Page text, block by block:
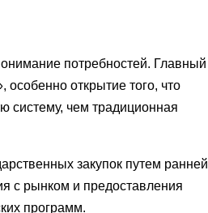
потребностей. Главный
особенно открытие того, что
систему, чем традиционная
закупок путем ранней
с рынком и предоставления
программ.